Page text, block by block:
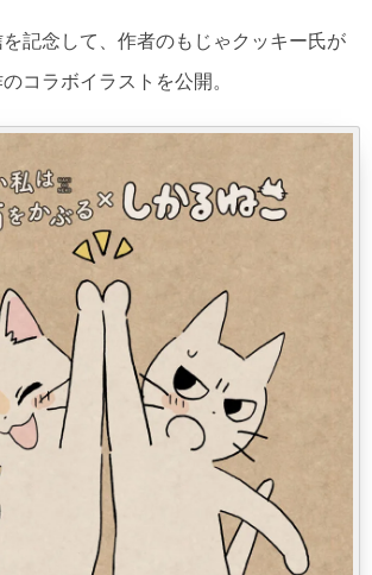
記念して、作者のもじゃクッキー氏が
コラボイラストを公開。